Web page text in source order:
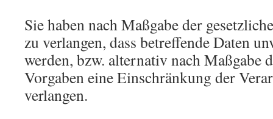
Sie haben nach Maßgabe der
zu verlangen, dass betreffende Daten
werden, bzw. alternativ nach Maßgabe
Vorgaben eine Einschränkung der
verlangen.